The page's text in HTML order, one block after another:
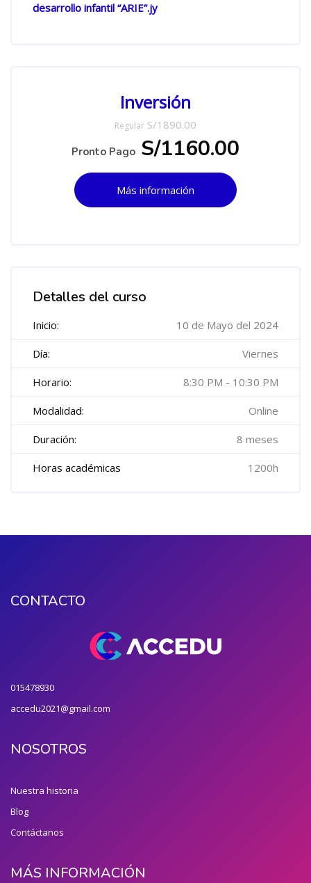
desarrollo infantil “ARIE”.jy
Inversión
Regular S/1890.00
Pronto Pago S/1160.00
Más información
Detalles del curso
Inicio: 10 de Mayo del 2024
Día: Viernes
Horario: 8:30 PM - 10:30 PM
Modalidad: Online
Duración: 8 meses
Horas académicas 1200h
CONTACTO
015478930
accedu2021@gmail.com
NOSOTROS
Nuestra historia
Blog
Contáctanos
MÁS INFORMACIÓN